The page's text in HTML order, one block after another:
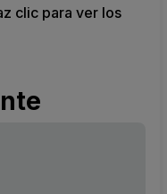
clic para ver los